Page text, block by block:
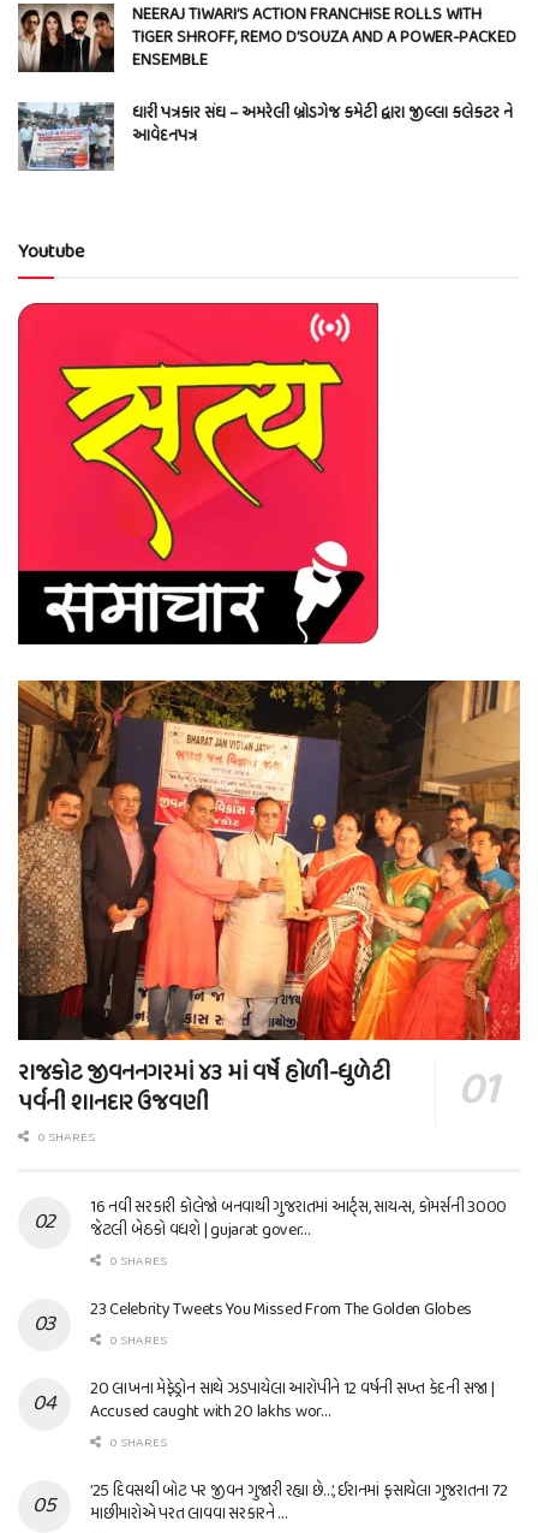
NEERAJ TIWARI’S ACTION FRANCHISE ROLLS WITH
TIGER SHROFF, REMO D’SOUZA AND A POWER-PACKED
ENSEMBLE
ધારી પત્રકાર સંઘ – અમરેલી બ્રોડગેજ કમેટી દ્વારા જીલ્લા કલેકટર ને
આવેદનપત્ર
Youtube
રાજકોટ જીવનનગરમાં ૪૩ માં વર્ષે હોળી-ધુળેટી
પર્વની શાનદાર ઉજવણી
0 SHARES
16 નવી સરકારી કોલેજો બનવાથી ગુજરાતમાં આર્ટ્સ, સાયન્સ, કોમર્સની 3000
જેટલી બેઠકો વધશે | gujarat gover…
0 SHARES
23 Celebrity Tweets You Missed From The Golden Globes
0 SHARES
20 લાખના મેફેડ્રોન સાથે ઝડપાયેલા આરોપીને 12 વર્ષની સખ્ત કેદની સજા |
Accused caught with 20 lakhs wor…
0 SHARES
’25 દિવસથી બોટ પર જીવન ગુજારી રહ્યા છે…’, ઈરાનમાં ફસાયેલા ગુજરાતના 72
માછીમારોએ પરત લાવવા સરકારને …